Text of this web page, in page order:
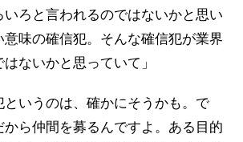
ろと言われるのではないかと思い
意味の確信犯。そんな確信犯が業界
ないかと思っていて」
いうのは、確かにそうかも。で
から仲間を募るんですよ。ある目的